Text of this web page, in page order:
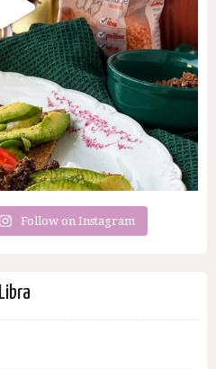
Follow on Instagram
Libra